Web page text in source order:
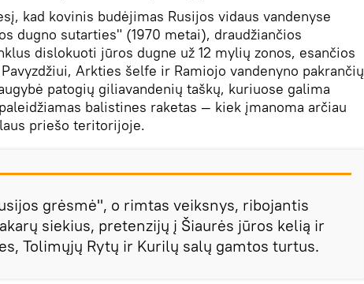
kad kovinis budėjimas Rusijos vidaus vandenyse
dugno sutarties" (1970 metai), draudžiančios
dislokuoti jūros dugne už 12 mylių zonos, esančios
Arkties šelfe ir Ramiojo vandenyno pakrančių
patogių giliavandenių taškų, kuriuose galima
balistines raketas — kiek įmanoma arčiau
priešo teritorijoje.
grėsmė", o rimtas veiksnys, ribojantis
siekius, pretenzijų į Šiaurės jūros kelią ir
Tolimųjų Rytų ir Kurilų salų gamtos turtus.